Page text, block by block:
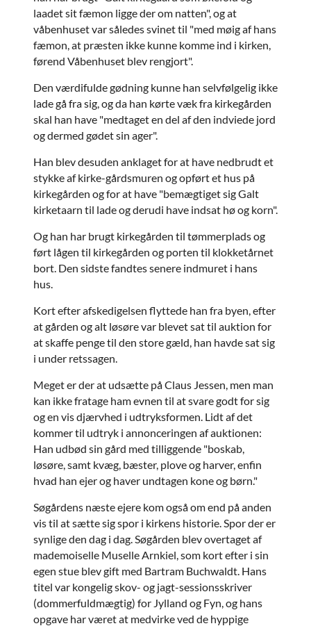
laadet sit fæmon ligge der om natten", og at
våbenhuset var således svinet til "med møig af hans
fæmon, at præsten ikke kunne komme ind i kirken,
førend Våbenhuset blev rengjort".
Den værdifulde gødning kunne han selvfølgelig ikke
lade gå fra sig, og da han kørte væk fra kirkegården
skal han have "medtaget en del af den indviede jord
og dermed gødet sin ager".
Han blev desuden anklaget for at have nedbrudt et
stykke af kirke-gårdsmuren og opført et hus på
kirkegården og for at have "bemægtiget sig Galt
kirketaarn til lade og derudi have indsat hø og korn".
Og han har brugt kirkegården til tømmerplads og
ført lågen til kirkegården og porten til klokketårnet
bort. Den sidste fandtes senere indmuret i hans
hus.
Kort efter afskedigelsen flyttede han fra byen, efter
at gården og alt løsøre var blevet sat til auktion for
at skaffe penge til den store gæld, han havde sat sig
i under retssagen.
Meget er der at udsætte på Claus Jessen, men man
kan ikke fratage ham evnen til at svare godt for sig
og en vis djærvhed i udtryksformen. Lidt af det
kommer til udtryk i annonceringen af auktionen:
Han udbød sin gård med tilliggende "boskab,
løsøre, samt kvæg, bæster, plove og harver, enfin
hvad han ejer og haver undtagen kone og børn."
Søgårdens næste ejere kom også om end på anden
vis til at sætte sig spor i kirkens historie. Spor der er
synlige den dag i dag. Søgården blev overtaget af
mademoiselle Muselle Arnkiel, som kort efter i sin
egen stue blev gift med Bartram Buchwaldt. Hans
titel var kongelig skov- og jagt-sessionsskriver
(dommerfuldmægtig) for Jylland og Fyn, og hans
opgave har været at medvirke ved de hyppige